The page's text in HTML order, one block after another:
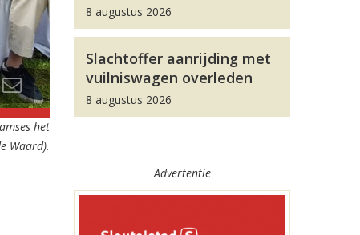
het
Waard).
8 augustus 2026
Slachtoffer aanrijding met
vuilniswagen overleden
8 augustus 2026
Advertentie